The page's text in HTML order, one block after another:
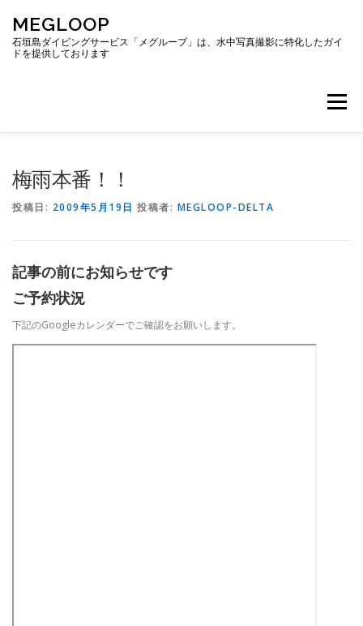
ッ
MEGLOOP
石垣島ダイビングサービス「メグループ」は、水中写真撮影に特化したガイ
ドを提供しております
メニュー
梅雨本番！！
投稿日: 2009年5月19日 投稿者: MEGLOOP-DELTA
記事の前にお知らせです
ご予約状況
下記のGoogleカレンダーでご確認をお願いします。